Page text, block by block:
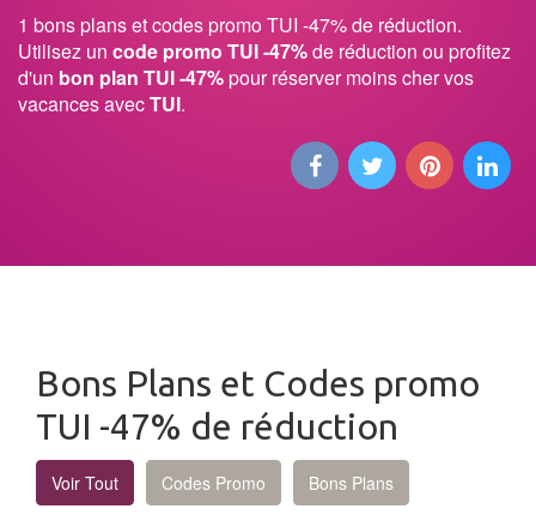
1 bons plans et codes promo TUI -47% de réduction.
Utilisez un code promo TUI -47%de réduction ou profitez
d'un bon plan TUI -47%pour réserver moins cher vos
vacances avecTUI.
Bons Plans et Codes promo
TUI -47% de réduction
Voir Tout Codes Promo Bons Plans